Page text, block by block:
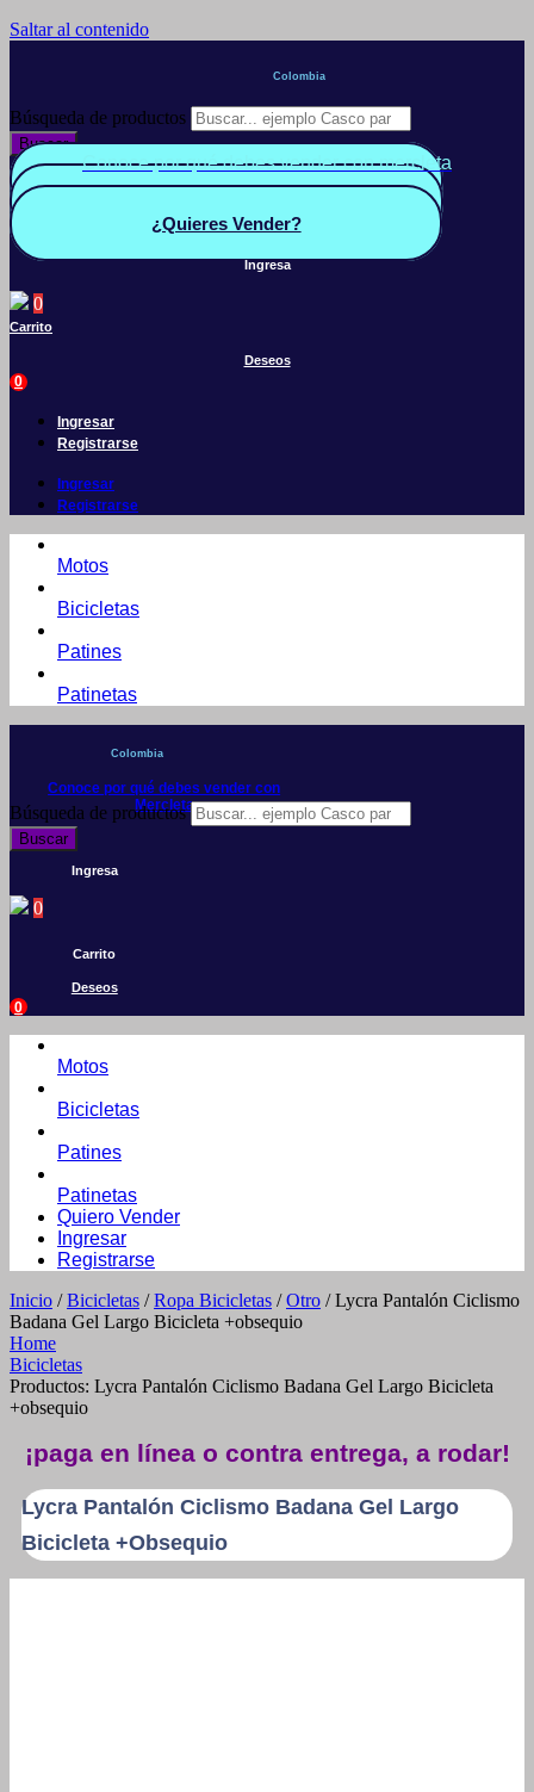
Saltar al contenido
Colombia
Búsqueda de productos
Buscar
Conoce por qué debes vender con mercleta
Quiero Vender
¿Quieres Vender?
Ingresa
0
Carrito
Deseos
0
Ingresar
Registrarse
Ingresar
Registrarse
Motos
Bicicletas
Patines
Patinetas
Colombia
Conoce por qué debes vender con
Mercleta
Búsqueda de productos
Buscar
Ingresa
0
Carrito
Deseos
0
Motos
Bicicletas
Patines
Patinetas
Quiero Vender
Ingresar
Registrarse
Inicio /Bicicletas /Ropa Bicicletas /Otro / Lycra Pantalón Ciclismo
Badana Gel Largo Bicicleta +obsequio
Home
Bicicletas
Productos: Lycra Pantalón Ciclismo Badana Gel Largo Bicicleta
+obsequio
¡paga en línea o contra entrega, a rodar!
Lycra Pantalón Ciclismo Badana Gel Largo
Bicicleta +obsequio